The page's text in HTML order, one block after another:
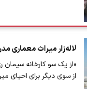
لاله‌زار میراث معماری
«از یک سو کارخانه سیمان
از سوی دیگر برای احیای